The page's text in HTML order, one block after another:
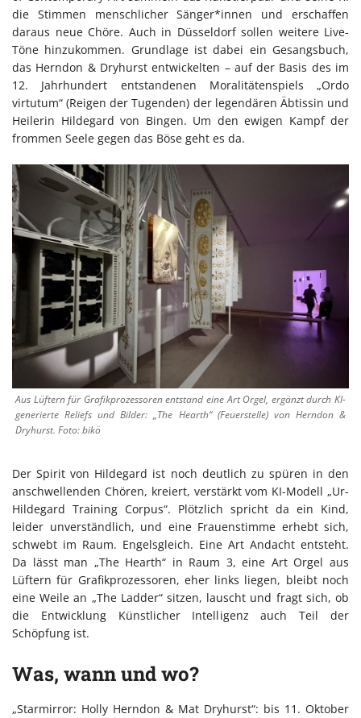
die Stimmen menschlicher Sänger*innen und erschaffen
daraus neue Chöre. Auch in Düsseldorf sollen weitere Live-
Töne hinzukommen. Grundlage ist dabei ein Gesangsbuch,
das Herndon & Dryhurst entwickelten – auf der Basis des im
12. Jahrhundert entstandenen Moralitätenspiels „Ordo
virtutum“ (Reigen der Tugenden) der legendären Äbtissin und
Heilerin Hildegard von Bingen. Um den ewigen Kampf der
frommen Seele gegen das Böse geht es da.
Aus Lüftern für Grafikprozessoren entstand eine Art Orgel, ergänzt durch KI-
generierte Reliefs und Bilder: „The Hearth“ (Feuerstelle) von Herndon &
Dryhurst. Foto: bikö
Der Spirit von Hildegard ist noch deutlich zu spüren in den
anschwellenden Chören, kreiert, verstärkt vom KI-Modell „Ur-
Hildegard Training Corpus“. Plötzlich spricht da ein Kind,
leider unverständlich, und eine Frauenstimme erhebt sich,
schwebt im Raum. Engelsgleich. Eine Art Andacht entsteht.
Da lässt man „The Hearth“ in Raum 3, eine Art Orgel aus
Lüftern für Grafikprozessoren, eher links liegen, bleibt noch
eine Weile an „The Ladder“ sitzen, lauscht und fragt sich, ob
die Entwicklung Künstlicher Intelligenz auch Teil der
Schöpfung ist.
Was, wann und wo?
„Starmirror: Holly Herndon & Mat Dryhurst“: bis 11. Oktober